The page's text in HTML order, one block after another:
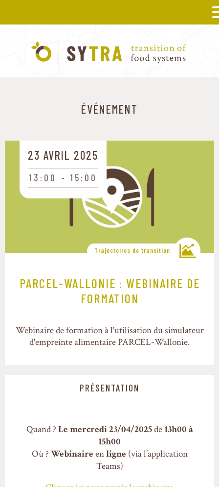
ÉVÉNEMENT
23 AVRIL 2025
13:00 15:00
Trajectoires de transition
PARCEL-WALLONIE : WEBINAIRE DE
FORMATION
Webinaire de formation à l'utilisation du simulateur
d'empreinte alimentaire PARCEL-Wallonie.
PRÉSENTATION
Quand ? Le mercredi 23/04/2025de 13h00 à
15h00
Où ? Webinaire enligne (via l’application
Teams)